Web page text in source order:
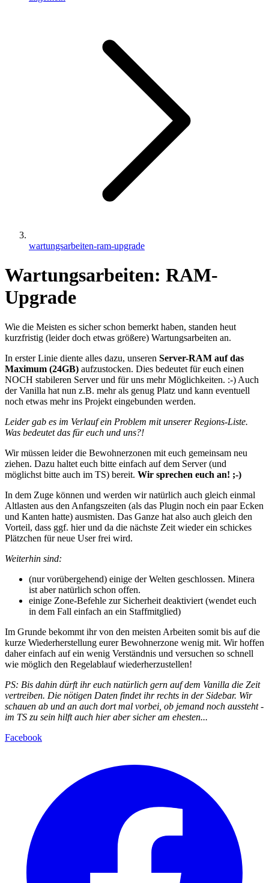
wartungsarbeiten-ram-upgrade
Wartungsarbeiten: RAM-
Upgrade
Wie die Meisten es sicher schon bemerkt haben, standen heut
kurzfristig (leider doch etwas größere) Wartungsarbeiten an.
In erster Linie diente alles dazu, unseren Server-RAM auf das
Maximum (24GB) aufzustocken. Dies bedeutet für euch einen
NOCH stabileren Server und für uns mehr Möglichkeiten. :-) Auch
der Vanilla hat nun z.B. mehr als genug Platz und kann eventuell
noch etwas mehr ins Projekt eingebunden werden.
Leider gab es im Verlauf ein Problem mit unserer Regions-Liste.
Was bedeutet das für euch und uns?!
Wir müssen leider die Bewohnerzonen mit euch gemeinsam neu
ziehen. Dazu haltet euch bitte einfach auf dem Server (und
möglichst bitte auch im TS) bereit. Wir sprechen euch an! ;-)
In dem Zuge können und werden wir natürlich auch gleich einmal
Altlasten aus den Anfangszeiten (als das Plugin noch ein paar Ecken
und Kanten hatte) ausmisten. Das Ganze hat also auch gleich den
Vorteil, dass ggf. hier und da die nächste Zeit wieder ein schickes
Plätzchen für neue User frei wird.
Weiterhin sind:
(nur vorübergehend) einige der Welten geschlossen. Minera
ist aber natürlich schon offen.
einige Zone-Befehle zur Sicherheit deaktiviert (wendet euch
in dem Fall einfach an ein Staffmitglied)
Im Grunde bekommt ihr von den meisten Arbeiten somit bis auf die
kurze Wiederherstellung eurer Bewohnerzone wenig mit. Wir hoffen
daher einfach auf ein wenig Verständnis und versuchen so schnell
wie möglich den Regelablauf wiederherzustellen!
PS: Bis dahin dürft ihr euch natürlich gern auf dem Vanilla die Zeit
vertreiben. Die nötigen Daten findet ihr rechts in der Sidebar. Wir
schauen ab und an auch dort mal vorbei, ob jemand noch aussteht -
im TS zu sein hilft auch hier aber sicher am ehesten...
Facebook